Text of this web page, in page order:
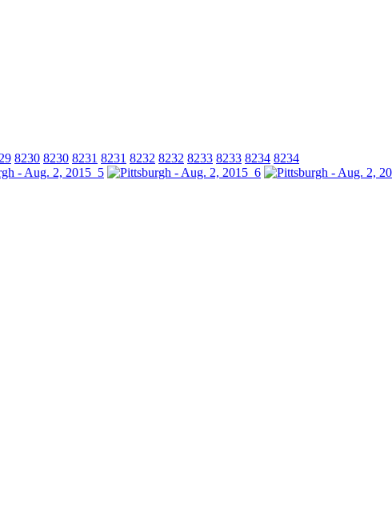
8230 8230 8231 8231 8232 8232 8233 8233 8234 8234